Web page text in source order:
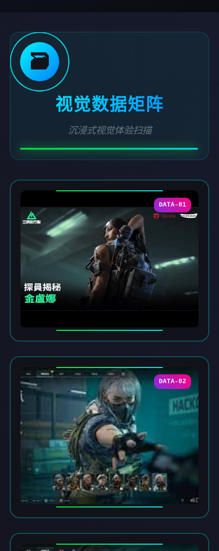
🗃️
视觉数据矩阵
沉浸式视觉体验扫描
DATA-01
DATA-02